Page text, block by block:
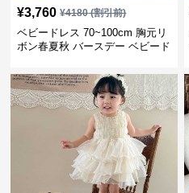
¥3,760 ¥4180(割引前)
ベビードレス 70~100cm 胸元リ
ボン春夏秋 バースデー ベビード